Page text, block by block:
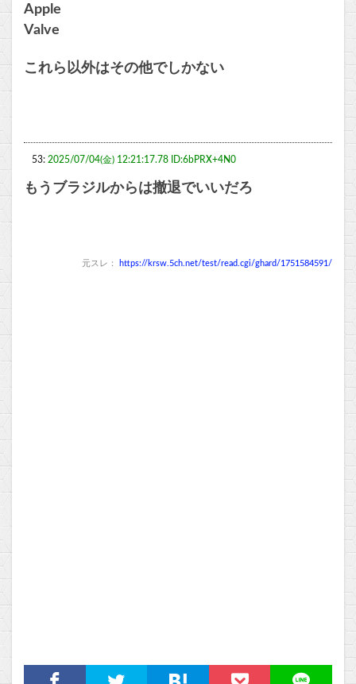
Apple
Valve
これら以外はその他でしかない
53: 2025/07/04(金) 12:21:17.78 ID:6bPRX+4N0
もうブラジルからは撤退でいいだろ
元スレ： https://krsw.5ch.net/test/read.cgi/ghard/1751584591/